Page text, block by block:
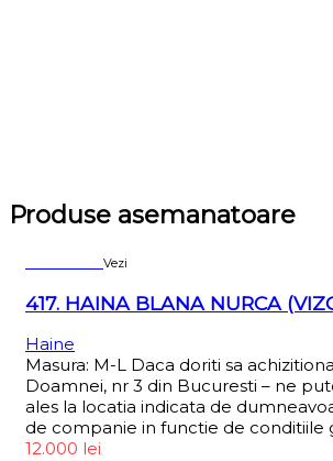
Produse asemanatoare
Vezi
417. HAINA BLANA NURCA
Haine
Masura: M-L Daca doriti sa
Doamnei, nr 3 din Bucuresti – ne
ales la locatia indicata de
de companie in functie de conditiile
12.000 lei